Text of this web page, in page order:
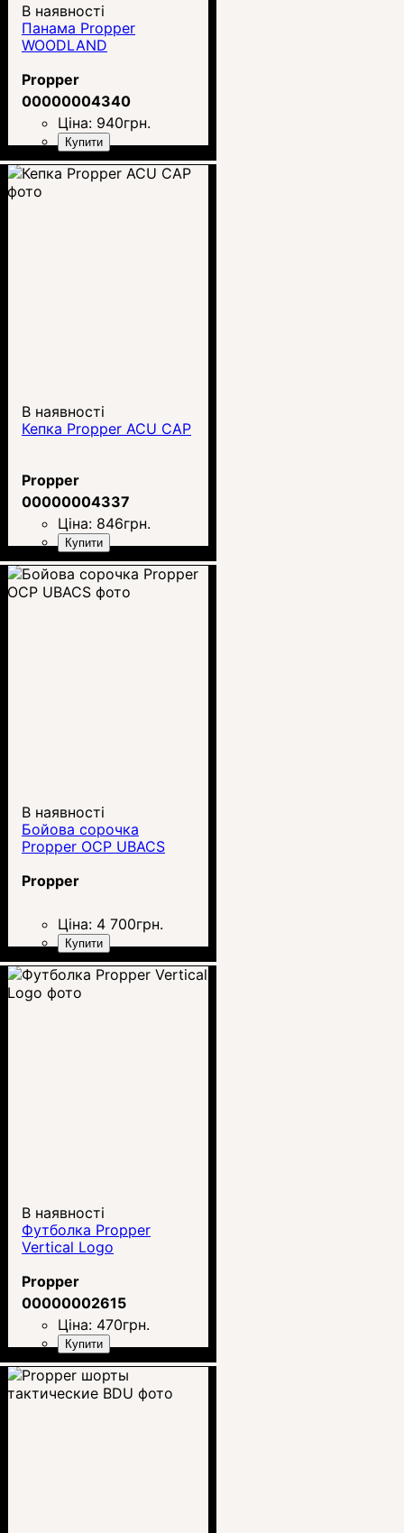
В наявності
Панама Propper
WOODLAND
Propper
00000004340
Ціна: 940грн.
Купити
В наявності
Кепка Propper ACU CAP
Propper
00000004337
Ціна: 846грн.
Купити
В наявності
Бойова сорочка
Propper OCP UBACS
Propper
Ціна: 4 700грн.
Купити
В наявності
Футболка Propper
Vertical Logo
Propper
00000002615
Ціна: 470грн.
Купити